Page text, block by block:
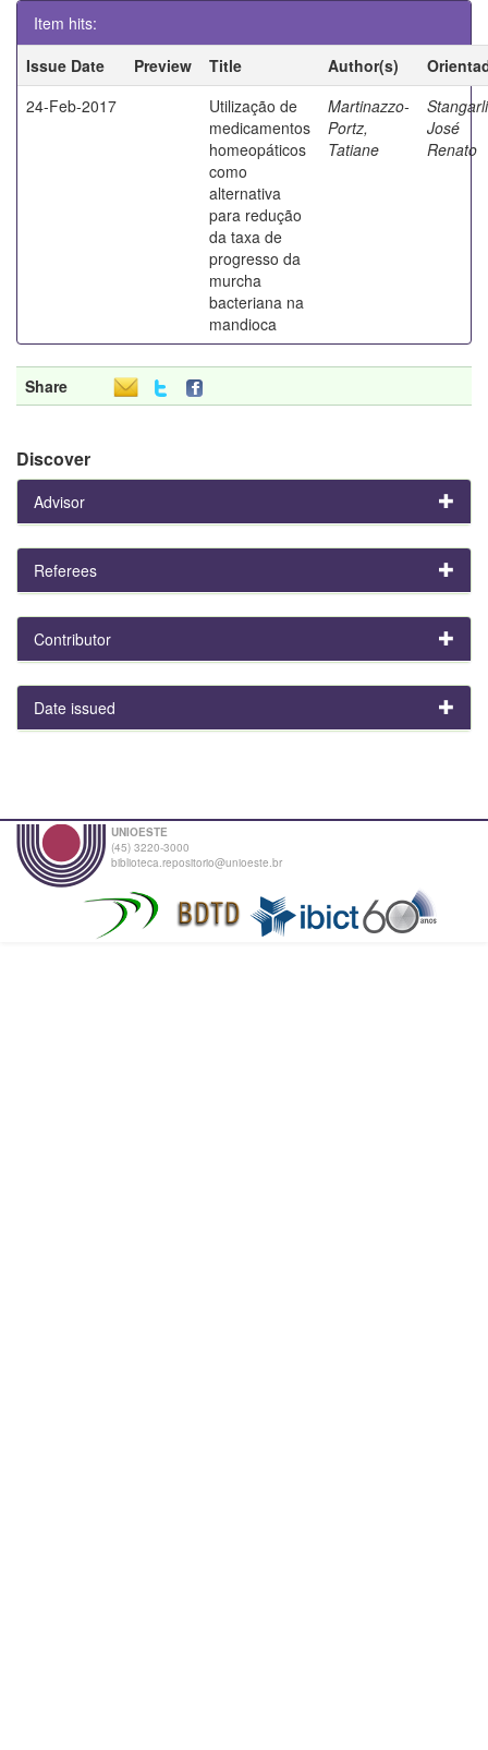
Item hits:
Issue Date
Preview Title Author(s)
24-Feb-2017
Utilização de
medicamentos
homeopáticos
como
alternativa
para redução
da taxa de
progresso da
murcha
bacteriana na
mandioca
Martinazzo-
Portz,
Tatiane
José
Renato
Share
Discover
Advisor
Referees
Contributor
Date issued
UNIOESTE
(45) 3220-3000
biblioteca.repositorio@unioeste.br